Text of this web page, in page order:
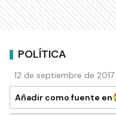
POLÍTICA
12 de septiembre de
Añadir como fuente en